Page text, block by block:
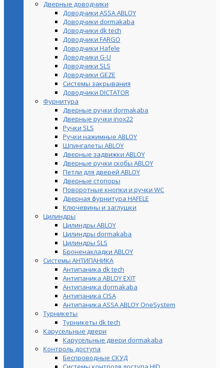
Дверные доводчики
Доводчики ASSA ABLOY
Доводчики dormakaba
Доводчики dk tech
Доводчики FARGO
Доводчики Hafele
Доводчики G-U
Доводчики SLS
Доводчики GEZE
Cистемы закрывания
Доводчики DICTATOR
Фурнитура
Дверные ручки dormakaba
Дверные ручки inox22
Ручки SLS
Ручки нажимные ABLOY
Шпингалеты ABLOY
Дверные задвижки ABLOY
Дверные ручки скобы ABLOY
Петли для дверей ABLOY
Дверные стопоры
Поворотные кнопки и ручки WC
Дверная фурнитура HAFELE
Ключевины и заглушки
Цилиндры
Цилиндры ABLOY
Цилиндры dormakaba
Цилиндры SLS
Броненакладки ABLOY
Системы АНТИПАНИКА
Антипаника dk tech
Антипаника ABLOY EXIT
Антипаника dormakaba
Антипаника СISA
Антипаника ASSA ABLOY OneSystem
Турникеты
Турникеты dk tech
Карусельные двери
Карусельные двери dormakaba
Контроль доступа
Беспроводные СКУД